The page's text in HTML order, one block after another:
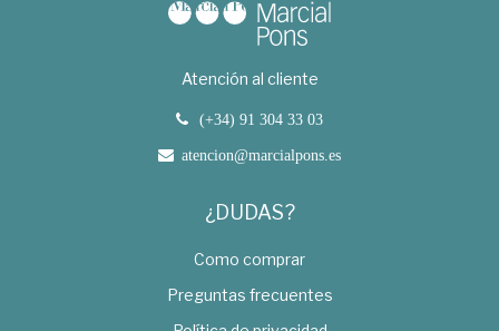
Atención al cliente
(+34) 91 304 33 03
atencion@marcialpons.es
¿DUDAS?
Como comprar
Preguntas frecuentes